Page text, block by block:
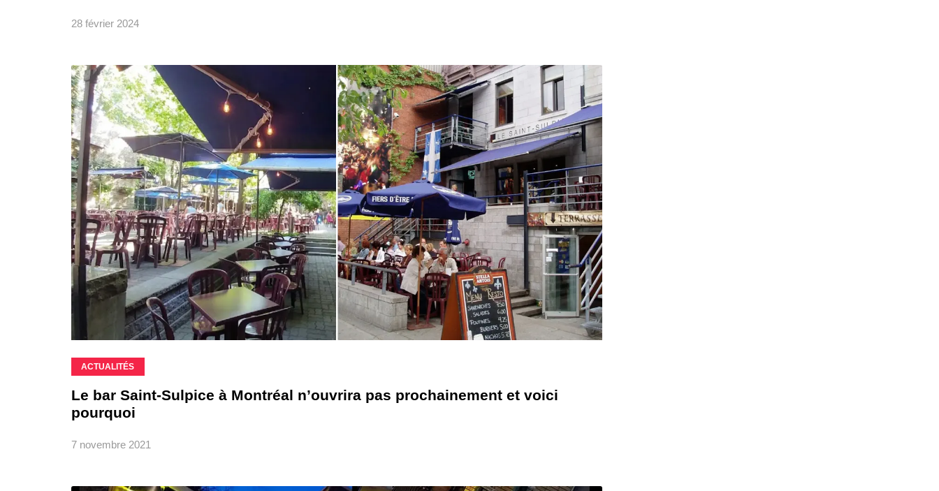
28 février 2024
ACTUALITÉS
Le bar Saint-Sulpice à Montréal n’ouvrira pas prochainement et voici
pourquoi
7 novembre 2021